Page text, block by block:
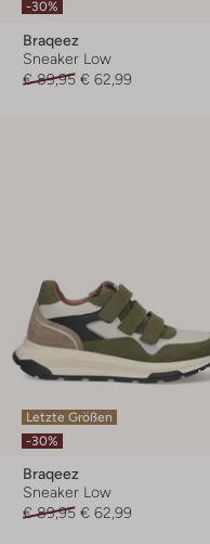
-30%
Braqeez
Sneaker Low
€ 89,95 € 62,99
Letzte Größen
-30%
Braqeez
Sneaker Low
€ 89,95 € 62,99